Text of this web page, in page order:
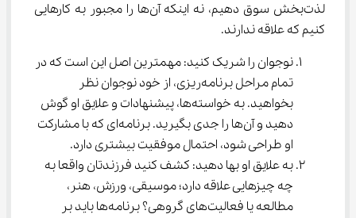
لذت‌بخش سوق دهیم، نه اینکه آن‌ها را مجبور به کارهایی
کنیم که علاقه ندارند.
نوجوان را شریک کنید: مهمترین اصل این است که در
تمام مراحل برنامه‌ریزی، از خود نوجوان نظر
بخواهید. به خواسته‌ها، پیشنهادات و علایق او گوش
دهید و آن‌ها را جدی بگیرید. برنامه‌ای که با مشارکت
او طراحی شود، احتمال موفقیت بیشتری دارد.
به علایق او بها دهید: کشف کنید فرزندتان واقعا به
چه چیزهایی علاقه دارد؛ موسیقی، ورزش، هنر،
مطالعه یا فعالیت‌های گروهی؟ برنامه‌ها باید بر